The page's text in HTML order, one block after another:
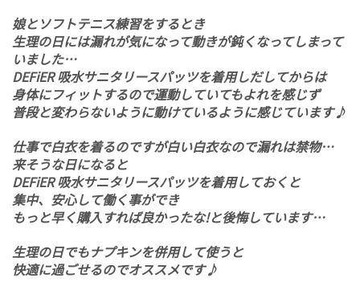
娘とソフトテニス練習をするとき
生理の日には漏れが気になって動きが鈍くなってしまって
いました…
DEFiER 吸水サニタリースパッツを着用しだしてからは
身体にフィットするので運動していてもよれを感じず
普段と変わらないように動けているように感じています♪
仕事で白衣を着るのですが白い白衣なので漏れは禁物…
来そうな日になると
DEFiER 吸水サニタリースパッツを着用しておくと
集中、安心して働く事ができ
もっと早く購入すれば良かったな!と後悔しています…
生理の日でもナプキンを併用して使うと
快適に過ごせるのでオススメです♪